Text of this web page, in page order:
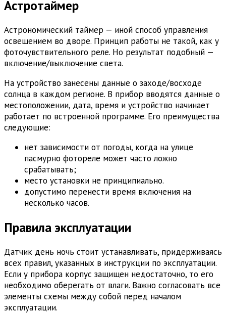
Астротаймер
Астрономический таймер — иной способ управления
освещением во дворе. Принцип работы не такой, как у
фоточувствительного реле. Но результат подобный —
включение/выключение света.
На устройство занесены данные о заходе/восходе
солнца в каждом регионе. В прибор вводятся данные о
местоположении, дата, время и устройство начинает
работает по встроенной программе. Его преимущества
следующие:
нет зависимости от погоды, когда на улице
пасмурно фотореле может часто ложно
срабатывать;
место установки не принципиально.
допустимо перенести время включения на
несколько часов.
Правила эксплуатации
Датчик день ночь стоит устанавливать, придерживаясь
всех правил, указанных в инструкции по эксплуатации.
Если у прибора корпус защищен недостаточно, то его
необходимо оберегать от влаги. Важно согласовать все
элементы схемы между собой перед началом
эксплуатации.